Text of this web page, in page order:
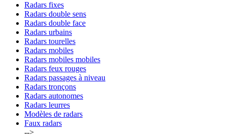
Radars fixes
Radars double sens
Radars double face
Radars urbains
Radars tourelles
Radars mobiles
Radars mobiles mobiles
Radars feux rouges
Radars passages à niveau
Radars tronçons
Radars autonomes
Radars leurres
Modèles de radars
Faux radars
-->